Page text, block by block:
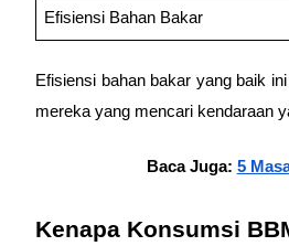
Efisiensi Bahan Bakar
Efisiensi bahan bakar yang baik
mereka yang mencari kendaraan
Baca Juga: 5
Kenapa Konsumsi